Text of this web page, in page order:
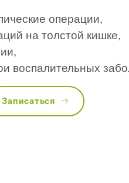
операции,
на толстой кишке,
воспалительных
Записаться